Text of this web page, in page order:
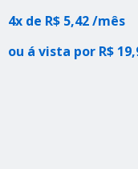
4x de R$ 5,42 /mês
ou á vista por R$